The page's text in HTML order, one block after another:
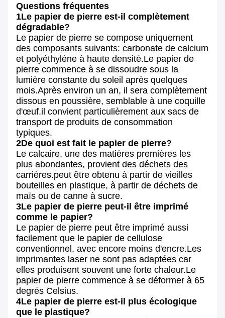
Questions fréquentes
1Le papier de pierre est-il complètement
dégradable?
Le papier de pierre se compose uniquement
des composants suivants: carbonate de calcium
et polyéthylène à haute densité.Le papier de
pierre commence à se dissoudre sous la
lumière constante du soleil après quelques
mois.Après environ un an, il sera complètement
dissous en poussière, semblable à une coquille
d'œuf.il convient particulièrement aux sacs de
transport de produits de consommation
typiques.
2De quoi est fait le papier de pierre?
Le calcaire, une des matières premières les
plus abondantes, provient des déchets des
carrières.peut être obtenu à partir de vieilles
bouteilles en plastique, à partir de déchets de
maïs ou de canne à sucre.
3Le papier de pierre peut-il être imprimé
comme le papier?
Le papier de pierre peut être imprimé aussi
facilement que le papier de cellulose
conventionnel, avec encore moins d'encre.Les
imprimantes laser ne sont pas adaptées car
elles produisent souvent une forte chaleur.Le
papier de pierre commence à se déformer à 65
degrés Celsius.
4Le papier de pierre est-il plus écologique
que le plastique?